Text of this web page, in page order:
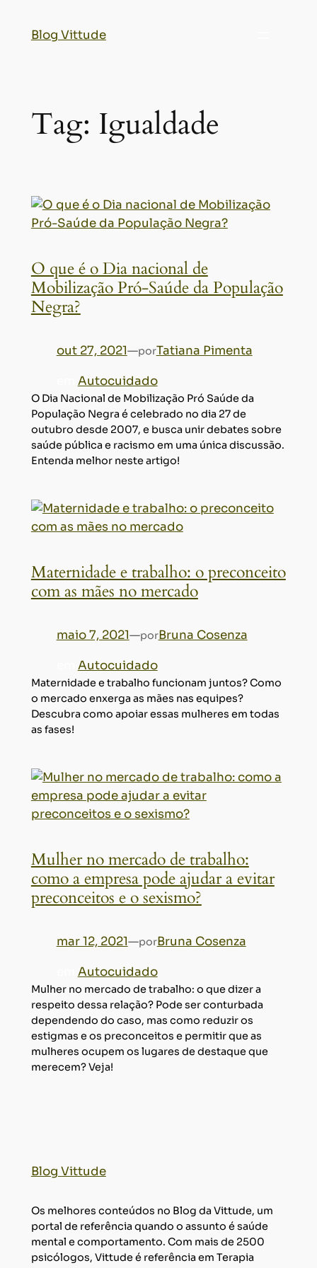
Blog Vittude
Tag: Igualdade
O que é o Dia nacional de
Mobilização Pró-Saúde da População
Negra?
out 27, 2021—porTatiana Pimenta
Autocuidado
O Dia Nacional de Mobilização Pró Saúde da
População Negra é celebrado no dia 27 de
outubro desde 2007, e busca unir debates sobre
saúde pública e racismo em uma única discussão.
Entenda melhor neste artigo!
Maternidade e trabalho: o preconceito
com as mães no mercado
maio 7, 2021—porBruna Cosenza
Autocuidado
Maternidade e trabalho funcionam juntos? Como
o mercado enxerga as mães nas equipes?
Descubra como apoiar essas mulheres em todas
as fases!
Mulher no mercado de trabalho:
como a empresa pode ajudar a evitar
preconceitos e o sexismo?
mar 12, 2021—porBruna Cosenza
Autocuidado
Mulher no mercado de trabalho: o que dizer a
respeito dessa relação? Pode ser conturbada
dependendo do caso, mas como reduzir os
estigmas e os preconceitos e permitir que as
mulheres ocupem os lugares de destaque que
merecem? Veja!
Blog Vittude
Os melhores conteúdos no Blog da Vittude, um
portal de referência quando o assunto é saúde
mental e comportamento. Com mais de 2500
psicólogos, Vittude é referência em Terapia